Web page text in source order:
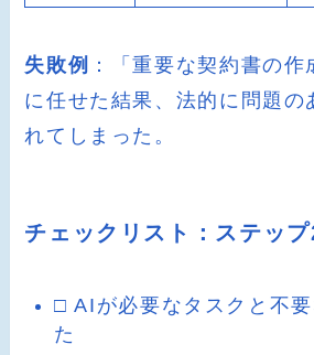
失敗例 ：「重要な契約書の
に任せた結果、法的に問題の
れてしまった。
チェックリスト：ステップ
□ AIが必要なタスクと不
た